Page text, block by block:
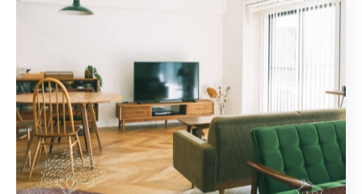
香川の気候に合う工務店の家づくり術
香川県高松市や善通寺市は、温暖な気候と適度な降雨量
が特徴ですが、時には湿気や強い日差しへの対策も必要
です。地域密着の工務店は、この土地ならではの気候や
風土を熟知しており、適切な断熱・通風設計や自然素材